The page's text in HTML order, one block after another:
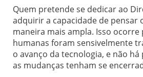
Quem pretende se dedicar ao
adquirir a capacidade de pensar
maneira mais ampla. Isso ocorre
humanas foram sensivelmente
o avanço da tecnologia, e não
as mudanças tenham se